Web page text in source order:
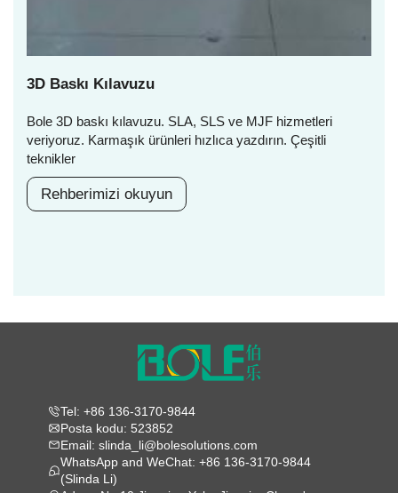
3D Baskı Kılavuzu
Bole 3D baskı kılavuzu. SLA, SLS ve MJF hizmetleri
veriyoruz. Karmaşık ürünleri hızlıca yazdırın. Çeşitli
teknikler
Rehberimizi okuyun
Tel: +86 136-3170-9844
Posta kodu: 523852
Email: slinda_li@bolesolutions.com
WhatsApp and WeChat: +86 136-3170-9844
(Slinda Li)